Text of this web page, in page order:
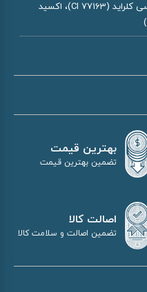
19140)، بیسموت اکسی کلراید (CI 77163)، اکسید
بهترین قیمت
تضمین بهترین قیمت
اصالت کالا
تضمین اصالت و سلامت کالا